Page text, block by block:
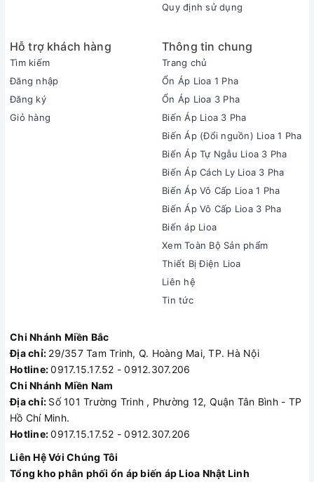
Quy định sử dụng
Hỗ trợ khách hàng
Tìm kiếm
Đăng nhập
Đăng ký
Giỏ hàng
Thông tin chung
Trang chủ
Ổn Áp Lioa 1 Pha
Ổn Áp Lioa 3 Pha
Biến Áp Lioa 3 Pha
Biến Áp (Đổi nguồn) Lioa 1 Pha
Biến Áp Tự Ngẫu Lioa 3 Pha
Biến Áp Cách Ly Lioa 3 Pha
Biến Áp Vô Cấp Lioa 1 Pha
Biến Áp Vô Cấp Lioa 3 Pha
Biến áp Lioa
Xem Toàn Bộ Sản phẩm
Thiết Bị Điện Lioa
Liên hệ
Tin tức
Chi Nhánh Miền Bắc
Địa chỉ: 29/357 Tam Trinh, Q. Hoàng Mai, TP. Hà Nội
Hotline:0917.15.17.52 - 0912.307.206
Chi Nhánh Miền Nam
Địa chỉ: Số 101 Trường Trinh , Phường 12, Quận Tân Bình - TP
Hồ Chí Minh.
Hotline:0917.15.17.52 - 0912.307.206
Liên Hệ Với Chúng Tôi
Tổng kho phân phối ổn áp biến áp Lioa Nhật Linh